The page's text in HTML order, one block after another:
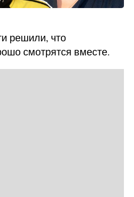
решили, что
смотрятся вместе.